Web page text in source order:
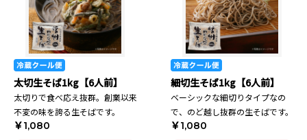
太切生そば1kg【6人前】
太切りで食べ応え抜群。創業以来
不変の味を誇る生そばです。
￥1,080
細切生そば1kg【6人前】
ベーシックな細切りタイプなの
で、のど越し抜群の生そばです。
￥1,080